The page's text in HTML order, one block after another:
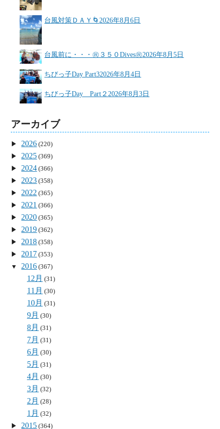
台風対策ＤＡＹ🌀 2026年8月6日
台風前に・・・㊗３５０Dives㊗2026年8月5日
ちびっ子Day Part32026年8月4日
ちびっ子Day Part２ 2026年8月3日
アーカイブ
2026 (220)
2025 (369)
2024 (366)
2023 (358)
2022 (365)
2021 (366)
2020 (365)
2019 (362)
2018 (358)
2017 (353)
2016 (367)
12月 (31)
11月 (30)
10月 (31)
9月 (30)
8月 (31)
7月 (31)
6月 (30)
5月 (31)
4月 (30)
3月 (32)
2月 (28)
1月 (32)
2015 (364)